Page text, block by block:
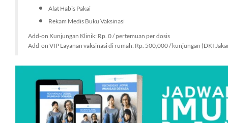
Alat Habis Pakai
Rekam Medis Buku Vaksinasi
Add-on Kunjungan Klinik: Rp. 0 / pertemuan per dosis
Add-on VIP Layanan vaksinasi di rumah: Rp. 500,000 / kunjungan (DKI